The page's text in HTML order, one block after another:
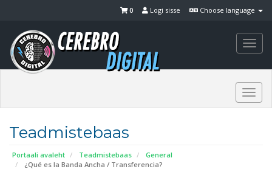
Choose language
Logi sisse
0
Teadmistebaas
Portaali avaleht Teadmistebaas
General
¿Qué es la Banda Ancha / Transferencia?